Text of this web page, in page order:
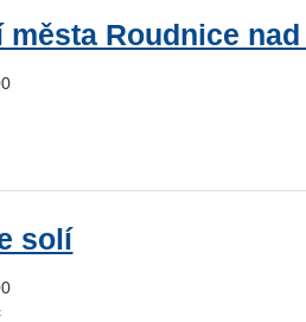
Roudnice nad
solí